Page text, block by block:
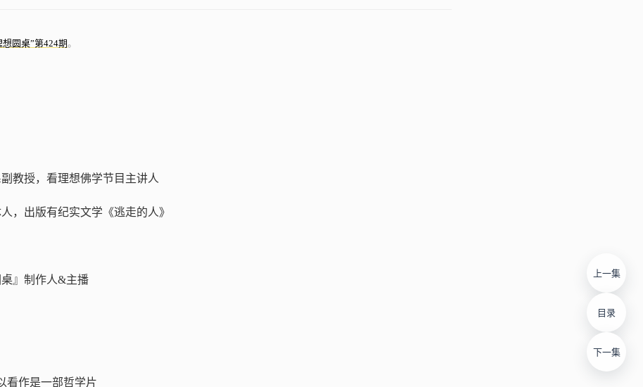
上一集
目录
下一集
想圆桌”第424期。
教授，看理想佛学节目主讲人
，出版有纪实文学《逃走的人》
』制作人&主播
看作是一部哲学片